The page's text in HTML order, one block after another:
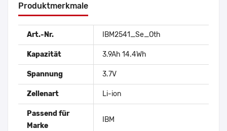
Produktmerkmale
Art.-Nr. IBM2541_Se_Oth
Kapazität 3.9Ah 14.4Wh
Spannung 3.7V
Zellenart Li-ion
Passend für
Marke
IBM